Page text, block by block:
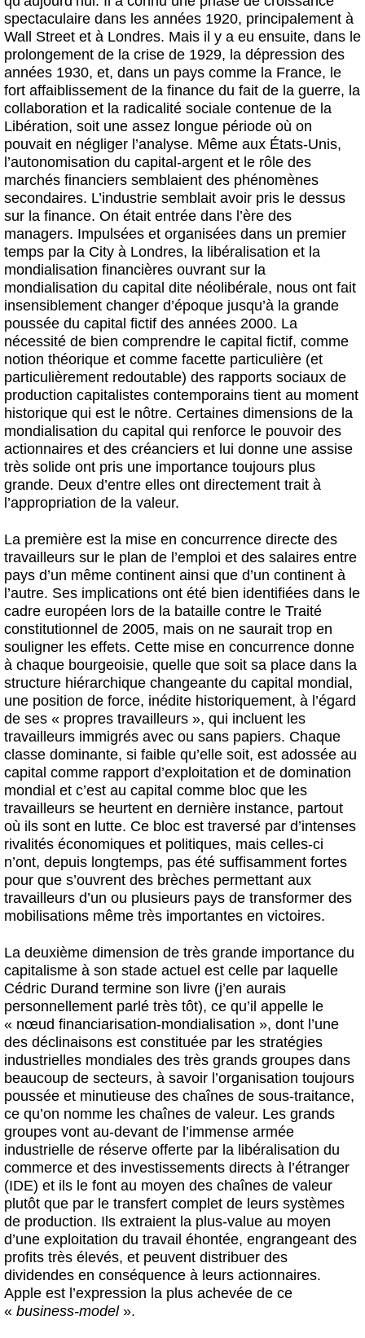
spectaculaire dans les années 1920, principalement à
Wall Street et à Londres. Mais il y a eu ensuite, dans le
prolongement de la crise de 1929, la dépression des
années 1930, et, dans un pays comme la France, le
fort affaiblissement de la finance du fait de la guerre, la
collaboration et la radicalité sociale contenue de la
Libération, soit une assez longue période où on
pouvait en négliger l’analyse. Même aux États-Unis,
l’autonomisation du capital-argent et le rôle des
marchés financiers semblaient des phénomènes
secondaires. L’industrie semblait avoir pris le dessus
sur la finance. On était entrée dans l’ère des
managers. Impulsées et organisées dans un premier
temps par la City à Londres, la libéralisation et la
mondialisation financières ouvrant sur la
mondialisation du capital dite néolibérale, nous ont fait
insensiblement changer d’époque jusqu’à la grande
poussée du capital fictif des années 2000. La
nécessité de bien comprendre le capital fictif, comme
notion théorique et comme facette particulière (et
particulièrement redoutable) des rapports sociaux de
production capitalistes contemporains tient au moment
historique qui est le nôtre. Certaines dimensions de la
mondialisation du capital qui renforce le pouvoir des
actionnaires et des créanciers et lui donne une assise
très solide ont pris une importance toujours plus
grande. Deux d’entre elles ont directement trait à
l’appropriation de la valeur.
La première est la mise en concurrence directe des
travailleurs sur le plan de l’emploi et des salaires entre
pays d’un même continent ainsi que d’un continent à
l’autre. Ses implications ont été bien identifiées dans le
cadre européen lors de la bataille contre le Traité
constitutionnel de 2005, mais on ne saurait trop en
souligner les effets. Cette mise en concurrence donne
à chaque bourgeoisie, quelle que soit sa place dans la
structure hiérarchique changeante du capital mondial,
une position de force, inédite historiquement, à l’égard
de ses « propres travailleurs », qui incluent les
travailleurs immigrés avec ou sans papiers. Chaque
classe dominante, si faible qu’elle soit, est adossée au
capital comme rapport d’exploitation et de domination
mondial et c’est au capital comme bloc que les
travailleurs se heurtent en dernière instance, partout
où ils sont en lutte. Ce bloc est traversé par d’intenses
rivalités économiques et politiques, mais celles-ci
n’ont, depuis longtemps, pas été suffisamment fortes
pour que s’ouvrent des brèches permettant aux
travailleurs d’un ou plusieurs pays de transformer des
mobilisations même très importantes en victoires.
La deuxième dimension de très grande importance du
capitalisme à son stade actuel est celle par laquelle
Cédric Durand termine son livre (j’en aurais
personnellement parlé très tôt), ce qu’il appelle le
« nœud financiarisation-mondialisation », dont l’une
des déclinaisons est constituée par les stratégies
industrielles mondiales des très grands groupes dans
beaucoup de secteurs, à savoir l’organisation toujours
poussée et minutieuse des chaînes de sous-traitance,
ce qu’on nomme les chaînes de valeur. Les grands
groupes vont au-devant de l’immense armée
industrielle de réserve offerte par la libéralisation du
commerce et des investissements directs à l’étranger
(IDE) et ils le font au moyen des chaînes de valeur
plutôt que par le transfert complet de leurs systèmes
de production. Ils extraient la plus-value au moyen
d’une exploitation du travail éhontée, engrangeant des
profits très élevés, et peuvent distribuer des
dividendes en conséquence à leurs actionnaires.
Apple est l’expression la plus achevée de ce
« business-model».